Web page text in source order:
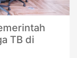
TB di